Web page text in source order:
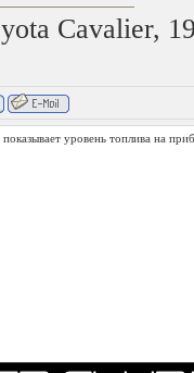
Cavalier,
показывает уровень топлива на